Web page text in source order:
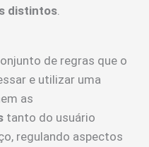
distintos
de regras que o
e utilizar uma
as
tanto do usuário
regulando aspectos